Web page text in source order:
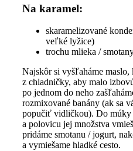
Na karamel:
skaramelizované
veľké lyžice)
trochu mlieka /
Najskôr si vyšľaháme maslo,
z chladničky, aby malo
po jednom do neho
rozmixované banány (ak sa
popučiť vidličkou). Do múky
a polovicu jej množstva
pridáme smotanu / jogurt,
a vymiešame hladké cesto.